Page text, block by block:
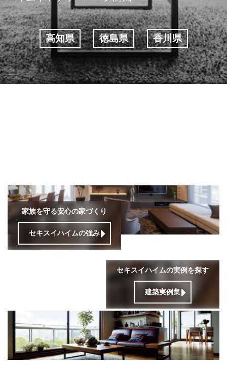
高知県 徳島県 香川県
家族を守る安心の家づくり
セキスイハイムの強み
セキスイハイムの実例を探す
建築実例集